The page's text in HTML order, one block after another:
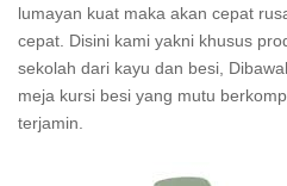
lumayan kuat maka akan cepat
cepat. Disini kami yakni khusus
sekolah dari kayu dan besi,
meja kursi besi yang mutu
terjamin.